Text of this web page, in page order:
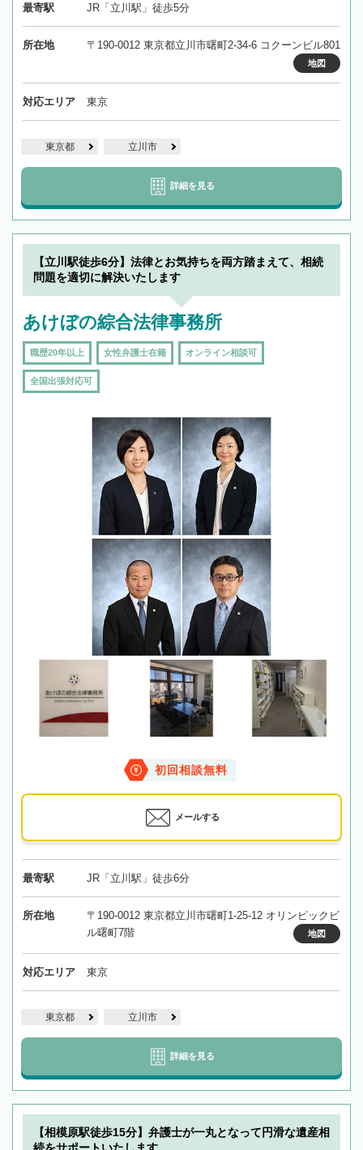
最寄駅 JR「立川駅」徒歩5分
所在地 〒190-0012 東京都立川市曙町2-34-6 コクーンビル801
地図
対応エリア 東京
東京都 立川市
詳細を見る
【立川駅徒歩6分】法律とお気持ちを両方踏まえて、相続
問題を適切に解決いたします
あけぼの綜合法律事務所
職歴20年以上 女性弁護士在籍 オンライン相談可
全国出張対応可
初回相談無料
メールする
最寄駅 JR「立川駅」徒歩6分
所在地
〒190-0012 東京都立川市曙町1-25-12 オリンピックビ
ル曙町7階
地図
対応エリア 東京
東京都 立川市
詳細を見る
【相模原駅徒歩15分】弁護士が一丸となって円滑な遺産相
続をサポートいたします